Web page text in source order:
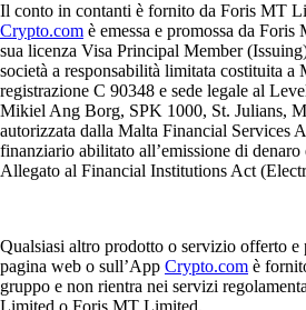
Il conto in contanti è fornito da Foris MT
Crypto.com è emessa e promossa da
sua licenza Visa Principal Member
società a responsabilità limitata costituita a
registrazione C 90348 e sede legale al
Mikiel Ang Borg, SPK 1000, St. Julians,
autorizzata dalla Malta Financial Services
finanziario abilitato all’emissione di denaro
Allegato al Financial Institutions Act
Qualsiasi altro prodotto o servizio offerto e
pagina web o sull’App Crypto.com è
gruppo e non rientra nei servizi